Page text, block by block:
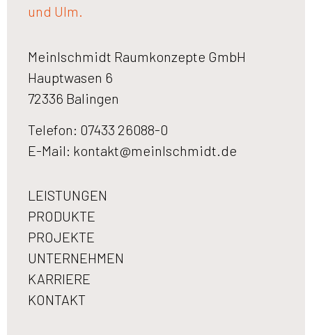
und Ulm.
Meinlschmidt Raumkonzepte GmbH
Hauptwasen 6
72336 Balingen
Telefon: 07433 26088-0
E-Mail: kontakt@meinlschmidt.de
LEISTUNGEN
PRODUKTE
PROJEKTE
UNTERNEHMEN
KARRIERE
KONTAKT